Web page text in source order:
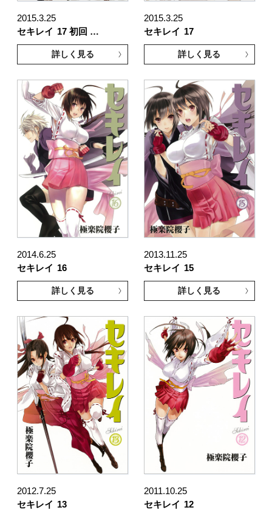
2015.3.25
セキレイ 17 初回 …
詳しく見る
2015.3.25
セキレイ 17
詳しく見る
2014.6.25
セキレイ 16
詳しく見る
2013.11.25
セキレイ 15
詳しく見る
2012.7.25
セキレイ 13
2011.10.25
セキレイ 12